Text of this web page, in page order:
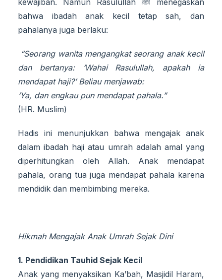
kewajiban. Namun Rasulullah ﷺ menegaskan
bahwa ibadah anak kecil tetap sah, dan
pahalanya juga berlaku:
“Seorang wanita mengangkat seorang anak kecil
dan bertanya: ‘Wahai Rasulullah, apakah ia
mendapat haji?’ Beliau menjawab:
‘Ya, dan engkau pun mendapat pahala.”
(HR. Muslim)
Hadis ini menunjukkan bahwa mengajak anak
dalam ibadah haji atau umrah adalah amal yang
diperhitungkan oleh Allah. Anak mendapat
pahala, orang tua juga mendapat pahala karena
mendidik dan membimbing mereka.
Hikmah Mengajak Anak Umrah Sejak Dini
1. Pendidikan Tauhid Sejak Kecil
Anak yang menyaksikan Ka’bah, Masjidil Haram,